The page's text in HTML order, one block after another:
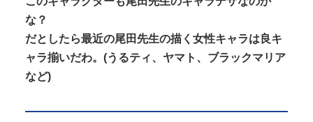
な？
だとしたら最近の尾田先生の描く女性キャラは良キ
ャラ揃いだわ。(うるティ、ヤマト、ブラックマリア
など)